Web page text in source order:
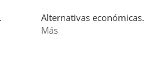
Alternativas económicas.
Más